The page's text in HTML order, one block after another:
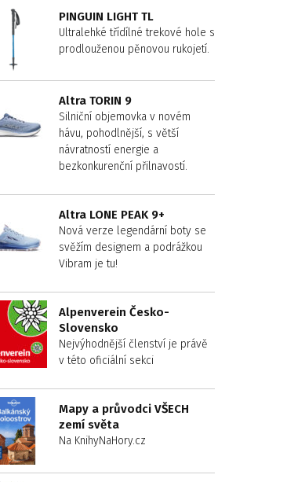
PINGUIN LIGHT TL
Ultralehké třídílné trekové hole s
prodlouženou pěnovou rukojetí.
Altra TORIN 9
Silniční objemovka v novém
hávu, pohodlnější, s větší
návratností energie a
bezkonkurenční přilnavostí.
Altra LONE PEAK 9+
Nová verze legendární boty se
svěžím designem a podrážkou
Vibram je tu!
Alpenverein Česko-
Slovensko
Nejvýhodnější členství je právě
v této oficiální sekci
Mapy a průvodci VŠECH
zemí světa
Na KnihyNaHory.cz